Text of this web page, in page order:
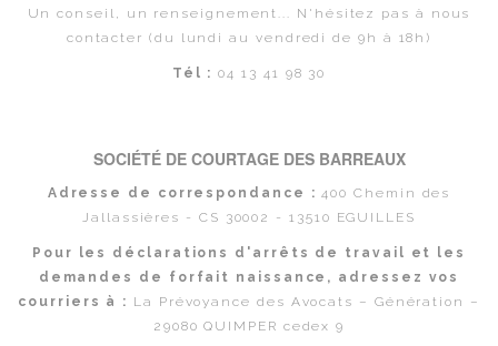
Un conseil, un renseignement... N'hésitez pas à nous
contacter (du lundi au vendredi de 9h à 18h)
Tél : 04 13 41 98 30
SOCIÉTÉ DE COURTAGE DES BARREAUX
Adresse de correspondance : 400 Chemin des
Jallassières - CS 30002 - 13510 EGUILLES
Pour les déclarations d'arrêts de travail et les
demandes de forfait naissance, adressez vos
courriers à : La Prévoyance des Avocats – Génération –
29080 QUIMPER cedex 9